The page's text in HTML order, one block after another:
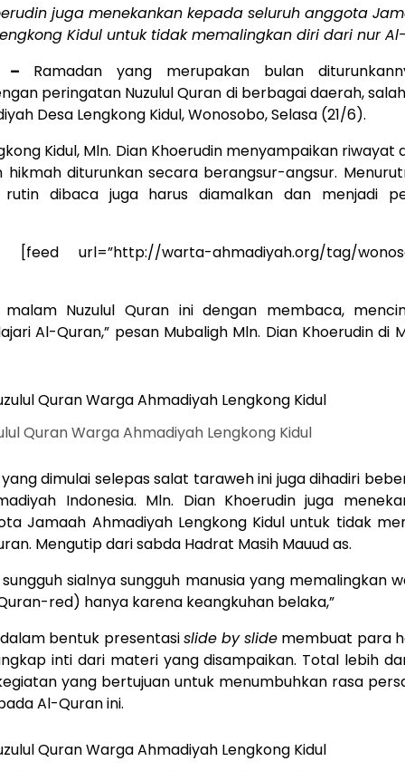
juga menekankan kepada seluruh anggota
Kidul untuk tidak memalingkan diri dari nur
– Ramadan yang merupakan bulan
peringatan Nuzulul Quran di berbagai daerah,
Desa Lengkong Kidul, Wonosobo, Selasa (21/6).
Kidul, Mln. Dian Khoerudin menyampaikan riwayat
hikmah diturunkan secara berangsur-angsur.
rutin dibaca juga harus diamalkan dan menjadi
[feed url=”http://warta-ahmadiyah.org/tag/
malam Nuzulul Quran ini dengan membaca,
Al-Quran,” pesan Mubaligh Mln. Dian Khoerudin di
Quran Warga Ahmadiyah Lengkong Kidul
dimulai selepas salat taraweh ini juga dihadiri
Indonesia. Mln. Dian Khoerudin juga
Jamaah Ahmadiyah Lengkong Kidul untuk tidak
Mengutip dari sabda Hadrat Masih Mauud as.
sialnya sungguh manusia yang memalingkan
red) hanya karena keangkuhan belaka,”
bentuk presentasislide by slide membuat para
inti dari materi yang disampaikan. Total lebih
yang bertujuan untuk menumbuhkan rasa
Al-Quran ini.